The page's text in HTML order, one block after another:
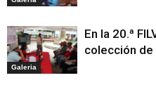
Galeria
En la 20.ª
colección